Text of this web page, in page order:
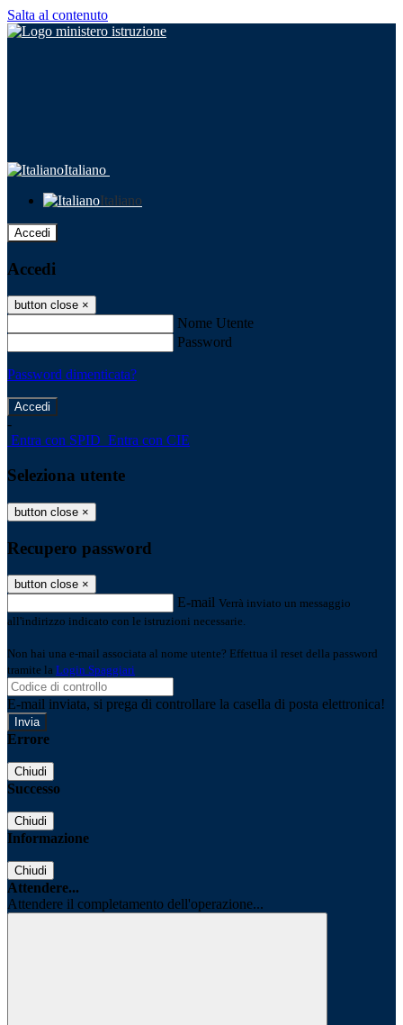
Salta al contenuto
Italiano
Italiano
Accedi
Accedi
button close ×
Nome Utente
Password
Password dimenticata?
-
Entra con SPID Entra con CIE
Seleziona utente
button close ×
Recupero password
button close ×
E-mail Verrà inviato un messaggio
all'indirizzo indicato con le istruzioni necessarie.
Non hai una e-mail associata al nome utente? Effettua il reset della password
tramite la Login Spaggiari
E-mail inviata, si prega di controllare la casella di posta elettronica!
Errore
Chiudi
Successo
Chiudi
Informazione
Chiudi
Attendere...
Attendere il completamento dell'operazione...